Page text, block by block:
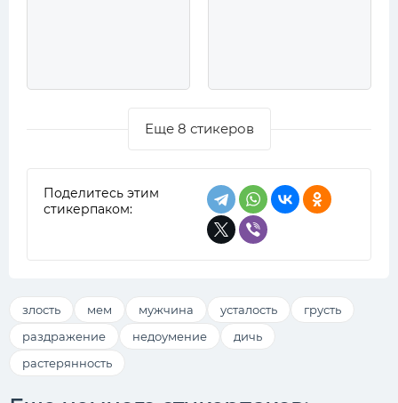
Еще 8 стикеров
Поделитесь этим
стикерпаком:
злость мем мужчина усталость
грусть
раздражение
недоумение
дичь
растерянность